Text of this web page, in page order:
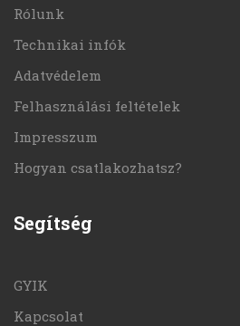
Rólunk
Technikai infók
Adatvédelem
Felhasználási feltételek
Impresszum
Hogyan csatlakozhatsz?
Segítség
GYIK
Kapcsolat